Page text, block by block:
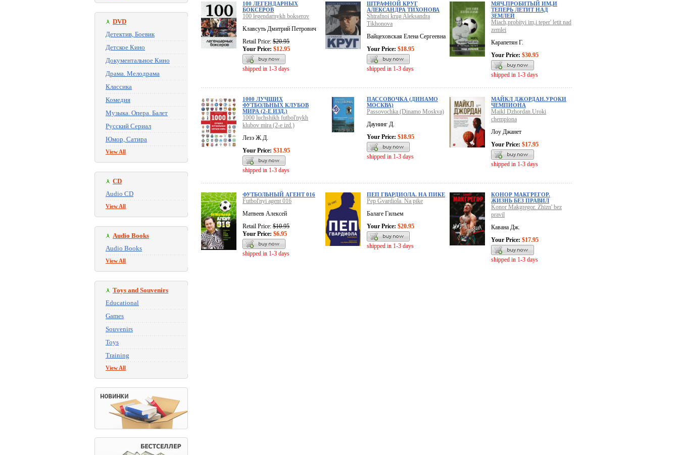
DVD
Детектив, Боевик
Детское Кино
Документальное Кино
Драма. Мелодрама
Классика
Комедия
Музыка. Опера. Балет
Русский Сериал
Юмор, Сатира
View All
CD
Audio CD
View All
Audio Books
Audio Books
View All
Toys and Souvenirs
Educational
Games
Souvenirs
Toys
Training
View All
100 ЛЕГЕНДАРНЫХ
БОКСЕРОВ
100 legendarnykh bokserov
Клавсуть Дмитрий Петрович
Retail Price: $20.95
Your Price: $12.95
shipped in 1-3 days
ШТРАФНОЙ КРУГ
АЛЕКСАНДРА ТИХОНОВА
Shtrafnoi krug Aleksandra
Tikhonova
Вайцеховская Елена Сергеевна
Your Price: $18.95
shipped in 1-3 days
МЯЧ,ПРОБИТЫЙ ИМ,И
ТЕПЕРЬ ЛЕТИТ НАД
ЗЕМЛЕЙ
Miach,probityi im,i teper' letit nad
zemlei
Карапетян Г.
Your Price: $30.95
shipped in 1-3 days
1000 ЛУЧШИХ
ФУТБОЛЬНЫХ КЛУБОВ
МИРА (2-Е ИЗД.)
1000 luchshikh futbol'nykh
klubov mira (2-e izd.)
Лезэ Ж.Д.
Your Price: $31.95
shipped in 1-3 days
ПАССОВОЧКА (ДИНАМО
МОСКВА)
Passovochka (Dinamo Moskva)
Даунинг Д.
Your Price: $18.95
shipped in 1-3 days
МАЙКЛ ДЖОРДАН.УРОКИ
ЧЕМПИОНА
Maikl Dzhordan.Uroki
chempiona
Лоу Джанет
Your Price: $17.95
shipped in 1-3 days
ФУТБОЛЬНЫЙ АГЕНТ 016
Futbol'nyi agent 016
Матвеев Алексей
Retail Price: $10.95
Your Price: $6.95
shipped in 1-3 days
ПЕП ГВАРДИОЛА. НА ПИКЕ
Pep Gvardiola. Na pike
Балаге Гильем
Your Price: $20.95
shipped in 1-3 days
КОНОР МАКГРЕГОР.
ЖИЗНЬ БЕЗ ПРАВИЛ
Konor Makgregor. Zhizn' bez
pravil
Кавана Дж.
Your Price: $17.95
shipped in 1-3 days